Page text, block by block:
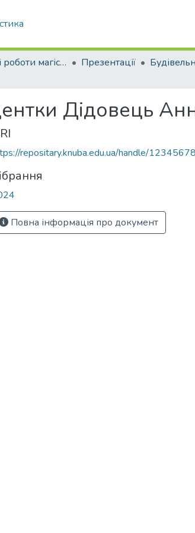
Атестаційні роботи магістрів Презентації
Дідовець
repositary.knuba.edu.ua/handle/
Повна інформація про документ